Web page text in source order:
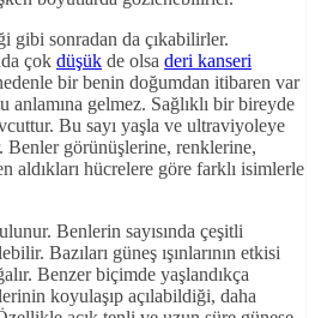
gibi sonradan da çıkabilirler.
çok düşük de olsa deri kanseri
bir benin doğumdan itibaren var
gelmez. Sağlıklı bir bireyde
Bu sayı yaşla ve ultraviyoleye
Benler görünüşlerine, renklerine,
aldıkları hücrelere göre farklı isimlerle
Benlerin sayısında çeşitli
Bazıları güneş ışınlarının etkisi
Benzer biçimde yaşlandıkça
koyulaşıp açılabildiği, daha